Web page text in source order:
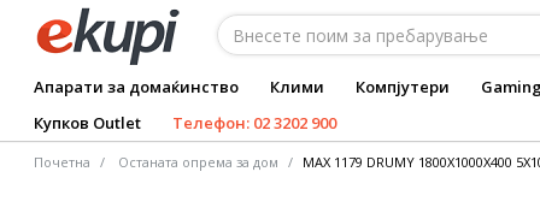
Апарати за домаќинство Клими Компјутери
Купков Outlet
Телефон: 02 3202 900
Почетна Останата опрема за дом MAX 1179 DRUMY 1800Х1000Х400